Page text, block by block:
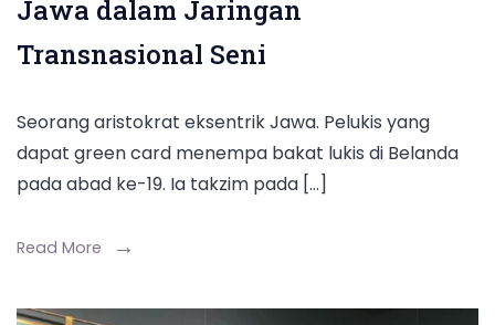
Jawa dalam Jaringan
Transnasional Seni
Seorang aristokrat eksentrik Jawa. Pelukis yang
dapat green card menempa bakat lukis di Belanda
pada abad ke-19. Ia takzim pada […]
Read More